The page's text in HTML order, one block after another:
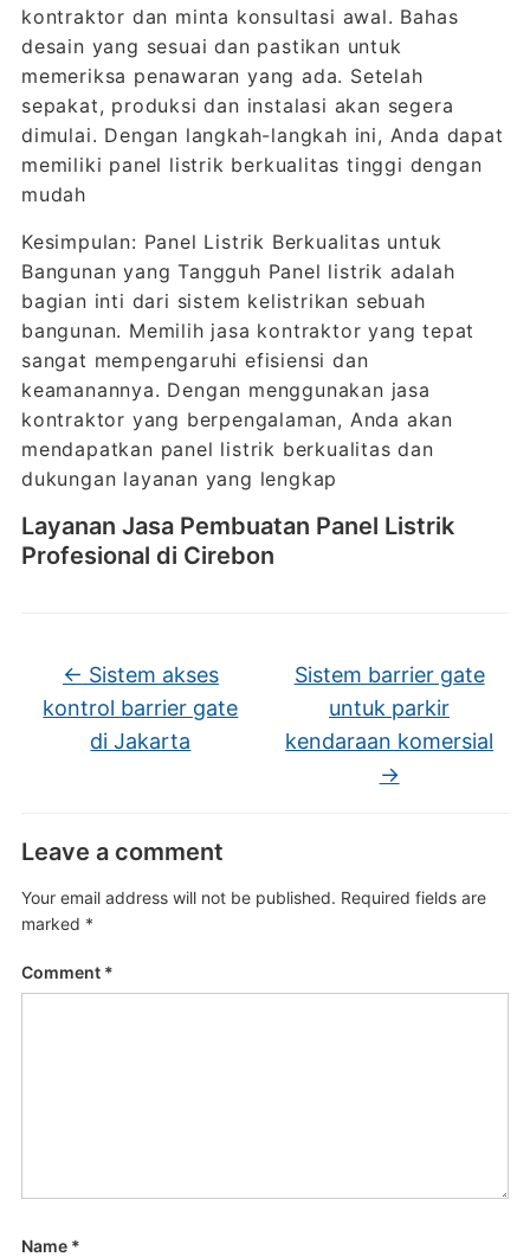
kontraktor dan minta konsultasi awal. Bahas
desain yang sesuai dan pastikan untuk
memeriksa penawaran yang ada. Setelah
sepakat, produksi dan instalasi akan segera
dimulai. Dengan langkah-langkah ini, Anda dapat
memiliki panel listrik berkualitas tinggi dengan
mudah
Kesimpulan: Panel Listrik Berkualitas untuk
Bangunan yang Tangguh Panel listrik adalah
bagian inti dari sistem kelistrikan sebuah
bangunan. Memilih jasa kontraktor yang tepat
sangat mempengaruhi efisiensi dan
keamanannya. Dengan menggunakan jasa
kontraktor yang berpengalaman, Anda akan
mendapatkan panel listrik berkualitas dan
dukungan layanan yang lengkap
Layanan Jasa Pembuatan Panel Listrik
Profesional di Cirebon
← Sistem akses
kontrol barrier gate
di Jakarta
Sistem barrier gate
untuk parkir
kendaraan komersial
→
Leave a comment
Your email address will not be published. Required fields are
marked *
Comment *
Name *